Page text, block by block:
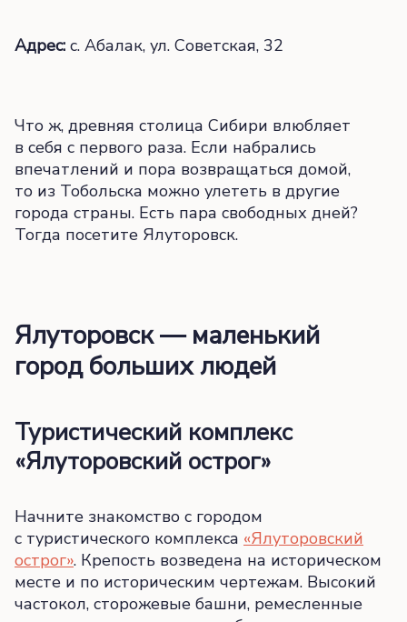
Адрес: с. Абалак, ул. Советская, 32
Что ж, древняя столица Сибири влюбляет
в себя с первого раза. Если набрались
впечатлений и пора возвращаться домой,
то из Тобольска можно улететь в другие
города страны. Есть пара свободных дней?
Тогда посетите Ялуторовск.
Ялуторовск — маленький
город больших людей
Туристический комплекс
«Ялуторовский острог»
Начните знакомство с городом
с туристического комплекса «Ялуторовский
острог». Крепость возведена на историческом
месте и по историческим чертежам. Высокий
частокол, сторожевые башни, ремесленные